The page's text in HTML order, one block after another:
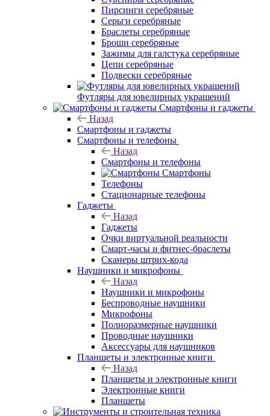
Пирсинги серебряные
Серьги серебряные
Браслеты серебряные
Броши серебряные
Зажимы для галстука серебряные
Цепи серебряные
Подвески серебряные
Футляры для ювелирных украшений
Смартфоны и гаджеты
Назад
Смартфоны и гаджеты
Смартфоны и телефоны
Назад
Смартфоны и телефоны
Смартфоны
Телефоны
Стационарные телефоны
Гаджеты
Назад
Гаджеты
Очки виртуальной реальности
Смарт-часы и фитнес-браслеты
Сканеры штрих-кода
Наушники и микрофоны
Назад
Наушники и микрофоны
Беспроводные наушники
Микрофоны
Полноразмерные наушники
Проводные наушники
Аксессуары для наушников
Планшеты и электронные книги
Назад
Планшеты и электронные книги
Электронные книги
Планшеты